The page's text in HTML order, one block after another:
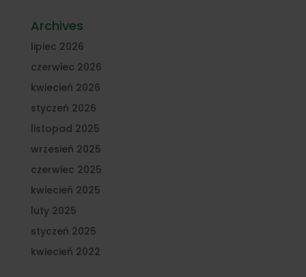
Archives
lipiec 2026
czerwiec 2026
kwiecień 2026
styczeń 2026
listopad 2025
wrzesień 2025
czerwiec 2025
kwiecień 2025
luty 2025
styczeń 2025
kwiecień 2022